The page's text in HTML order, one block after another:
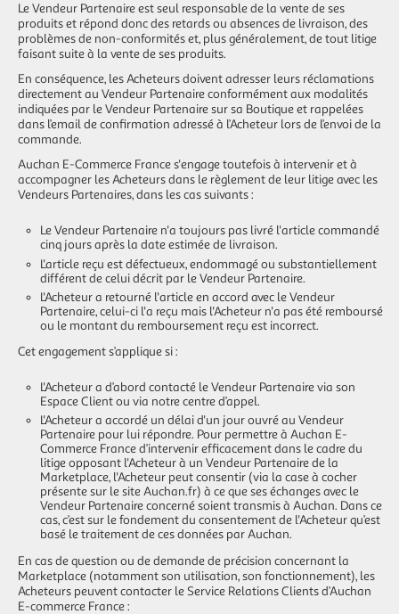
Le Vendeur Partenaire est seul responsable de la vente de ses
produits et répond donc des retards ou absences de livraison, des
problèmes de non-conformités et, plus généralement, de tout litige
faisant suite à la vente de ses produits.
En conséquence, les Acheteurs doivent adresser leurs réclamations
directement au Vendeur Partenaire conformément aux modalités
indiquées par le Vendeur Partenaire sur sa Boutique et rappelées
dans l’email de confirmation adressé à l’Acheteur lors de l’envoi de la
commande.
Auchan E-Commerce France s'engage toutefois à intervenir et à
accompagner les Acheteurs dans le règlement de leur litige avec les
Vendeurs Partenaires, dans les cas suivants :
Le Vendeur Partenaire n'a toujours pas livré l'article commandé
cinq jours après la date estimée de livraison.
L'article reçu est défectueux, endommagé ou substantiellement
différent de celui décrit par le Vendeur Partenaire.
L'Acheteur a retourné l'article en accord avec le Vendeur
Partenaire, celui-ci l'a reçu mais l'Acheteur n'a pas été remboursé
ou le montant du remboursement reçu est incorrect.
Cet engagement s’applique si :
L'Acheteur a d’abord contacté le Vendeur Partenaire via son
Espace Client ou via notre centre d’appel.
L'Acheteur a accordé un délai d'un jour ouvré au Vendeur
Partenaire pour lui répondre. Pour permettre à Auchan E-
Commerce France d’intervenir efficacement dans le cadre du
litige opposant l'Acheteur à un Vendeur Partenaire de la
Marketplace, l'Acheteur peut consentir (via la case à cocher
présente sur le site Auchan.fr) à ce que ses échanges avec le
Vendeur Partenaire concerné soient transmis à Auchan. Dans ce
cas, c’est sur le fondement du consentement de l'Acheteur qu’est
basé le traitement de ces données par Auchan.
En cas de question ou de demande de précision concernant la
Marketplace (notamment son utilisation, son fonctionnement), les
Acheteurs peuvent contacter le Service Relations Clients d’Auchan
E-commerce France :